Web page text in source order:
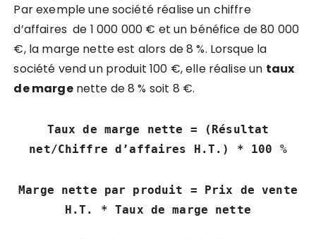
Par exemple une société réalise un chiffre
d’affaires de 1 000 000 € et un bénéfice de 80 000
€, la marge nette est alors de 8 %. Lorsque la
société vend un produit 100 €, elle réalise un taux
de margenette de 8 % soit 8 €.
Taux de marge nette = (Résultat
net/Chiffre d’affaires H.T.) * 100 %
Marge nette par produit = Prix de vente
H.T. * Taux de marge nette